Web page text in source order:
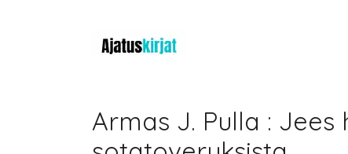
Armas J. Pulla :